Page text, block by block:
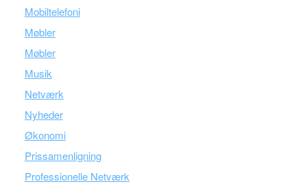
Mobiltelefoni
Møbler
Møbler
Musik
Netværk
Nyheder
Økonomi
Prissamenligning
Professionelle Netværk